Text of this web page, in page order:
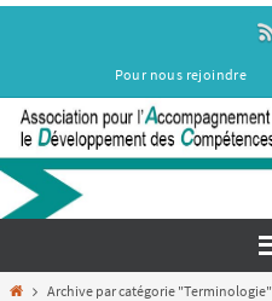
contenu
Pour nous rejoindre
HomeArchive par catégorie "Terminologie"